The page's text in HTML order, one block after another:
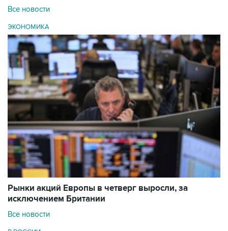
Все новости
ЭКОНОМИКА
Рынки акций Европы в четверг выросли, за
исключением Британии
Все новости